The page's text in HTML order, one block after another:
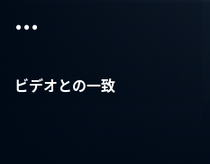
...
ビデオとの一致